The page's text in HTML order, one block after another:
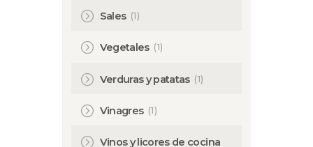
Sales (1)
Vegetales (1)
Verduras y patatas (1)
Vinagres (1)
Vinos y licores de cocina